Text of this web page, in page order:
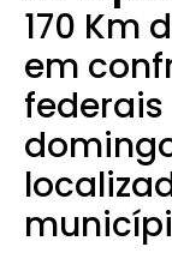
170 Km
em